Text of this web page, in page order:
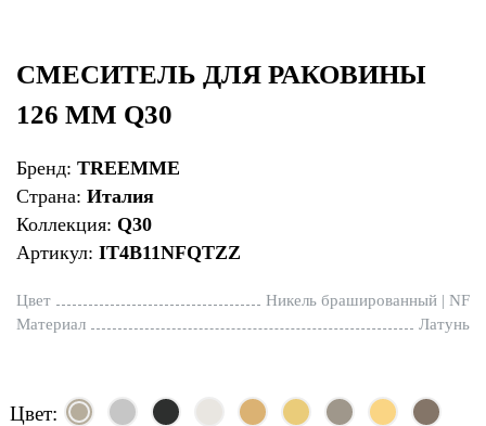
СМЕСИТЕЛЬ ДЛЯ РАКОВИНЫ
126 ММ Q30
Бренд: TREEMME
Страна: Италия
Коллекция: Q30
Артикул: IT4B11NFQTZZ
Цвет
Никель брашированный | NF
Материал
Латунь
Цвет: